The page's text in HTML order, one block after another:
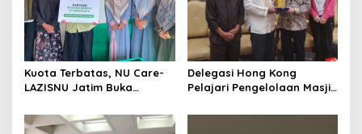
Kuota Terbatas, NU Care-
LAZISNU Jatim Buka
Delegasi Hong Kong
Pelajari Pengelolaan Masjid